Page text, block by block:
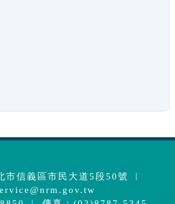
市信義區市民大道5段50號 ︱